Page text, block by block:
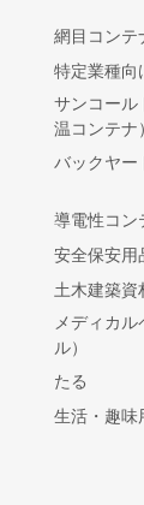
網目コンテ
特定業種向
サンコール
温コンテナ）
バックヤー
導電性コン
安全保安用
土木建築資
メディカ
ル）
たる
生活・趣味